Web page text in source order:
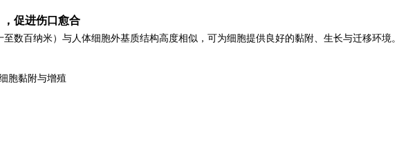
促进伤口愈合
数百纳米）与人体细胞外基质结构高度相似，可为细胞提供良好的黏附、生长与迁移环境。
胞黏附与增殖